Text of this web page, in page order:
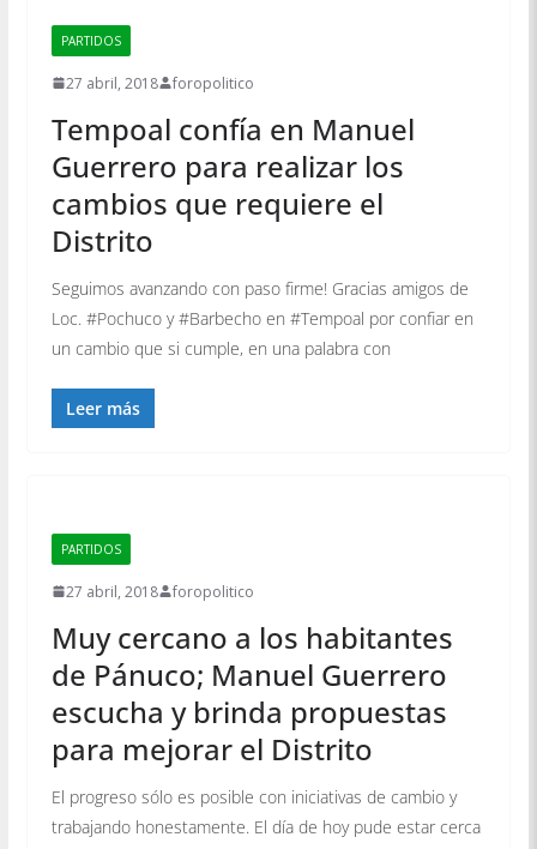
PARTIDOS
27 abril, 2018 foropolitico
Tempoal confía en Manuel
Guerrero para realizar los
cambios que requiere el
Distrito
Seguimos avanzando con paso firme! Gracias amigos de
Loc. #Pochuco y #Barbecho en #Tempoal por confiar en
un cambio que si cumple, en una palabra con
Leer más
PARTIDOS
27 abril, 2018 foropolitico
Muy cercano a los habitantes
de Pánuco; Manuel Guerrero
escucha y brinda propuestas
para mejorar el Distrito
El progreso sólo es posible con iniciativas de cambio y
trabajando honestamente. El día de hoy pude estar cerca